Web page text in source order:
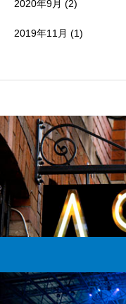
2020年9月 (2)
2019年11月 (1)